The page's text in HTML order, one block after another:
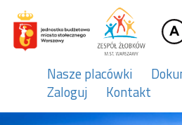
Nasze placówki
Zaloguj
Kontakt